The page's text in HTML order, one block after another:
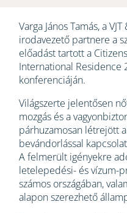
Varga János Tamás, a
irodavezető partnere a
előadást tartott a
International Residence
konferenciáján.
Világszerte jelentősen
mozgás és a
párhuzamosan létrejött
bevándorlással
A felmerült igényekre
letelepedési- és vízum-
számos országában,
alapon szerezhető